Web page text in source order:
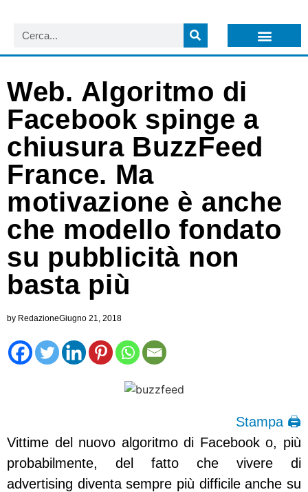
Web. Algoritmo di
Facebook spinge a
chiusura BuzzFeed
France. Ma
motivazione è anche
che modello fondato
su pubblicità non
basta più
by RedazioneGiugno 21, 2018
Stampa 🖨
Vittime del nuovo algoritmo di Facebook o, più
probabilmente, del fatto che vivere di
advertising diventa sempre più difficile anche su